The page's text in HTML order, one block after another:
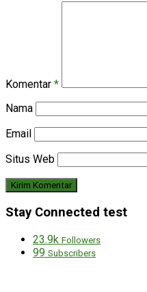
Komentar *
Nama
Email
Situs Web
Stay Connected test
23.9k Followers
99 Subscribers